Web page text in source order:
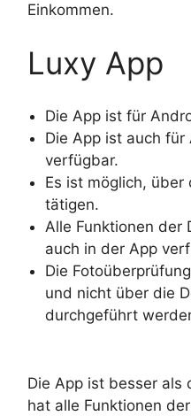
Einkommen.
Luxy App
Die App ist für
Die App ist auch für
verfügbar.
Es ist möglich, über
tätigen.
Alle Funktionen der
auch in der App
Die
und nicht über die
durchgeführt
Die App ist besser als
hat alle Funktionen